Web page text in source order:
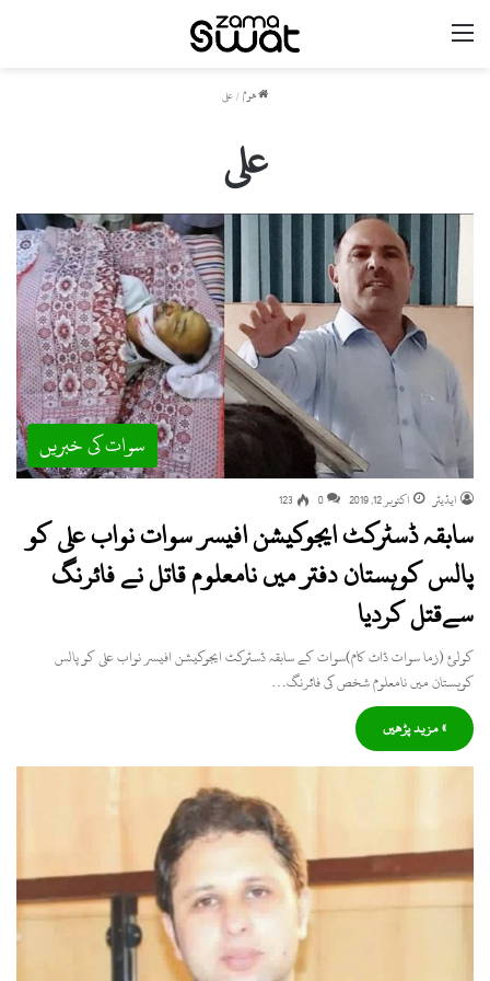
ھوم/علی
علی
سوات کی خبریں
ایڈیٹر اکتوبر 12, 2019 0
123
سابقہ ڈسٹرکٹ ایجوکیشن افیسر سوات نواب علی کو
پالس کوہستان دفتر میں نامعلوم قاتل نے فائرنگ
سےقتل کردیا
کولئ (زما سوات ڈاٹ کام)سوات کے سابقہ ڈسٹرکٹ ایجوکیشن افیسر نواب علی کو پالس
کوہستان میں نامعلوم شخص کی فائرنگ…
» مزید پڑھیں